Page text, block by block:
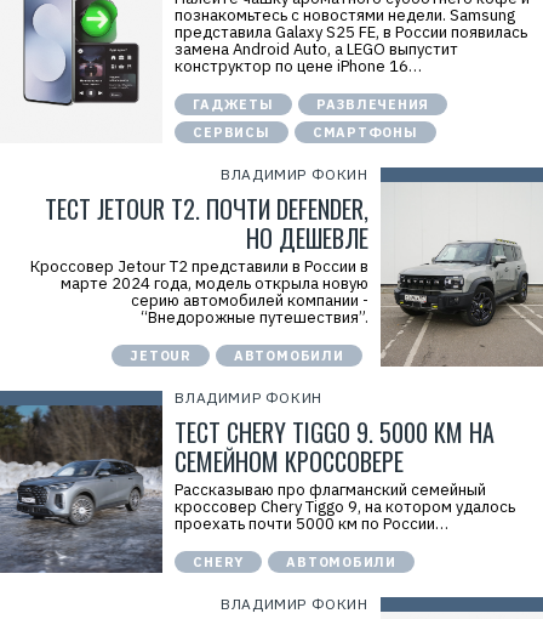
познакомьтесь с новостями недели. Samsung
представила Galaxy S25 FE, в России появилась
замена Android Auto, а LEGO выпустит
конструктор по цене iPhone 16…
ГАДЖЕТЫ
РАЗВЛЕЧЕНИЯ
СЕРВИСЫ
СМАРТФОНЫ
ВЛАДИМИР ФОКИН
ТЕСТ JETOUR T2. ПОЧТИ DEFENDER,
НО ДЕШЕВЛЕ
Кроссовер Jetour T2 представили в России в
марте 2024 года, модель открыла новую
серию автомобилей компании -
“Внедорожные путешествия”.
JETOUR АВТОМОБИЛИ
ВЛАДИМИР ФОКИН
ТЕСТ CHERY TIGGO 9. 5000 КМ НА
СЕМЕЙНОМ КРОССОВЕРЕ
Рассказываю про флагманский семейный
кроссовер Chery Tiggo 9, на котором удалось
проехать почти 5000 км по России…
CHERY АВТОМОБИЛИ
ВЛАДИМИР ФОКИН
й
»
И
Н
:
7
7
1
4
1